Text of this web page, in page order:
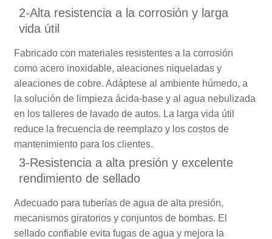
2-Alta resistencia a la corrosión y larga
vida útil
Fabricado con materiales resistentes a la corrosión
como acero inoxidable, aleaciones niqueladas y
aleaciones de cobre. Adáptese al ambiente húmedo, a
la solución de limpieza ácida-base y al agua nebulizada
en los talleres de lavado de autos. La larga vida útil
reduce la frecuencia de reemplazo y los costos de
mantenimiento para los clientes.
3-Resistencia a alta presión y excelente
rendimiento de sellado
Adecuado para tuberías de agua de alta presión,
mecanismos giratorios y conjuntos de bombas. El
sellado confiable evita fugas de agua y mejora la